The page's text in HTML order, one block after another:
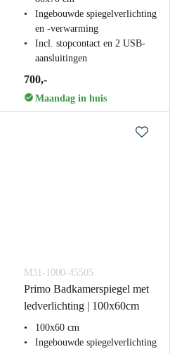
Ingebouwde spiegelverlichting
en -verwarming
Incl. stopcontact en 2 USB-
aansluitingen
700,-
Maandag in huis
M31-1000-45505
Primo Badkamerspiegel met
ledverlichting | 100x60cm
100x60 cm
Ingebouwde spiegelverlichting